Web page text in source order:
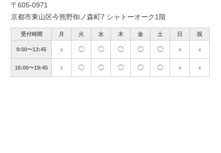
〒605-0971
京都市東山区今熊野椥ノ森町7 シャトーオーク1階
受付時間 月 火 水 木 金 土 日 祝
9:00〜13:45 ｘ ◯ ◯ ◯ ◯ ◯ ｘ ｘ
16:00〜19:45 ｘ ◯ ◯ ◯ ◯ ◯ ｘ ｘ